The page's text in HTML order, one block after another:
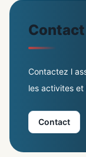
Contact
Contactez l
les activites
Contact